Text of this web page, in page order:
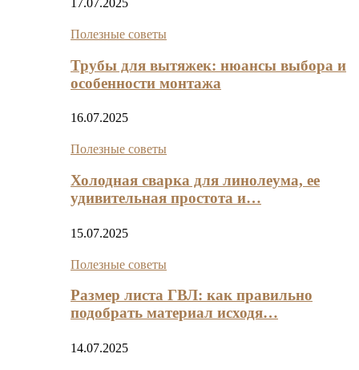
Полезные советы
Трубы для вытяжек: нюансы выбора и
особенности монтажа
16.07.2025
Полезные советы
Холодная сварка для линолеума, ее
удивительная простота и…
15.07.2025
Полезные советы
Размер листа ГВЛ: как правильно
подобрать материал исходя…
14.07.2025